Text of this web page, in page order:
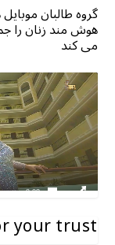
گروه طالبان
هوش مند زنان را
می کند
your trust